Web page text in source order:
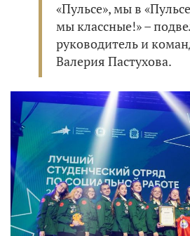
«Пульсе», мы в
мы классные!» –
руководитель и
Валерия Пастухова.